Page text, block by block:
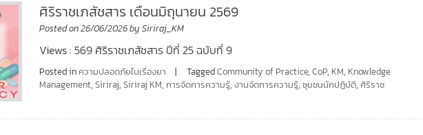
ศิริราชเภสัชสาร เดือนมิถุนายน 2569
Posted on26/06/2026by Siriraj_KM
Views : 569 ศิริราชเภสัชสาร ปีที่ 25 ฉบับที่ 9
Posted in ความปลอดภัยในเรื่องยา TaggedCommunity of Practice, CoP, KM, Knowledge
Management, Siriraj, Siriraj KM, การจัดการความรู้, งานจัดการความรู้, ชุมชนนักปฏิบัติ, ศิริราช